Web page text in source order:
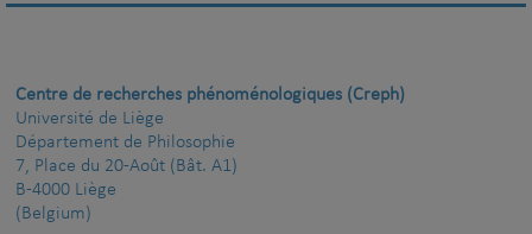
Centre de recherches phénoménologiques (Creph)
Université de Liège
Département de Philosophie
7, Place du 20-Août (Bât. A1)
B-4000 Liège
(Belgium)